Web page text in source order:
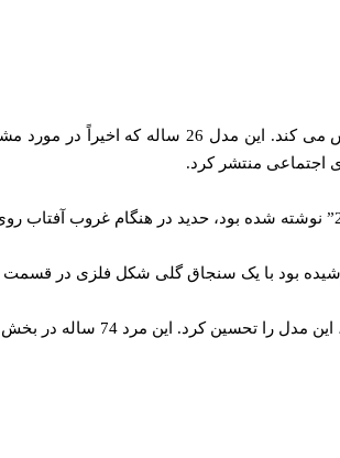
بلا حدید در یک پست جدید تابستان
اجتماعی منتشر کرد.
بود با یک سنجاق گلی شکل فلزی در
بخش نظرات نوشت: «دختر زیبا و مبارزم را به دوست دارم.